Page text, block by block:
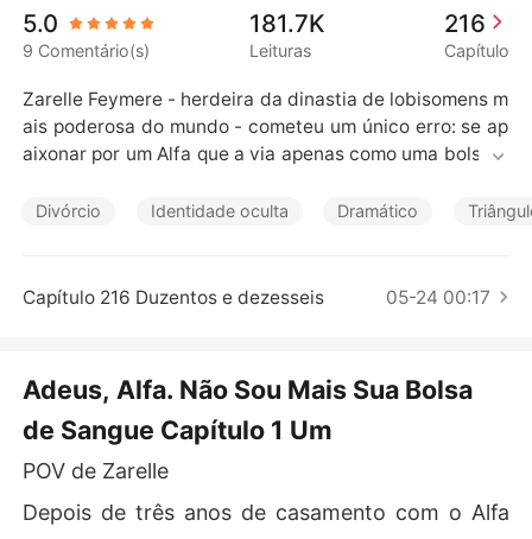
Baixar App
Bilionários
Contos Curtos
5.0
9 Comentário(s)
181.7K
Leituras
216
Capítulo
Zarelle Feymere - herdeira da dinastia de lobisomens m
ais poderosa do mundo - cometeu um único erro: se ap
aixonar por um Alfa que a via apenas como uma bolsa d
Por três anos, ela suportou a humilhação de um casame
ente amava: Thessaly - a companheira destinada que o
Agora, livre do disfarce de Ômega dócil, a verdadeira h
erdeira da Alcateia Missatiana retorna para reivindicar
Calden sempre achava que tinha se casado com uma "n
inguém".
Divórcio Identidade oculta Dramático
Capítulo 216 Duzentos e dezesseis 05-24 00:17
Adeus, Alfa. Não Sou Mais Sua Bolsa
de Sangue Capítulo 1 Um
POV de Zarelle
Depois de três anos de casamento com o Alfa